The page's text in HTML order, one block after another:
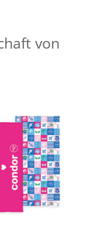
von